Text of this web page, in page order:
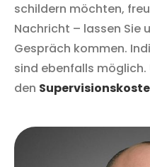
schildern möchten,
Nachricht – lassen Sie
Gespräch kommen.
sind ebenfalls möglich.
den